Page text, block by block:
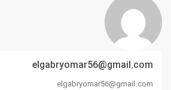
elgabryomar56@gmail.com
elgabryomar56@gmail.com